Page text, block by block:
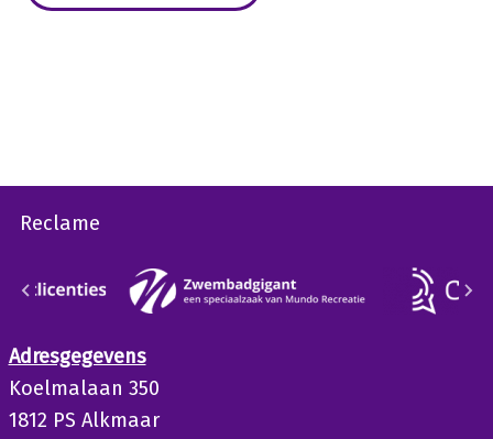
Reclame
Adresgegevens
Koelmalaan 350
1812 PS Alkmaar